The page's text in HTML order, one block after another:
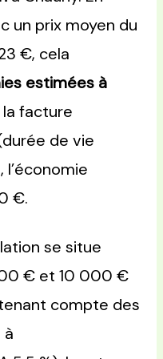
un prix moyen du
€, cela
estimées à
la facture
de vie
€.
se situe
€ et 10 000 €
compte des
à